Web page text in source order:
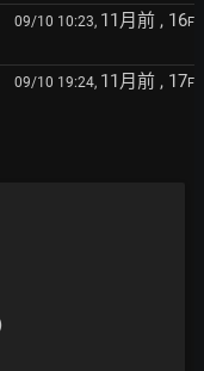
09/10 10:23, 11月前 , 16F
09/10 19:24, 11月前 , 17F